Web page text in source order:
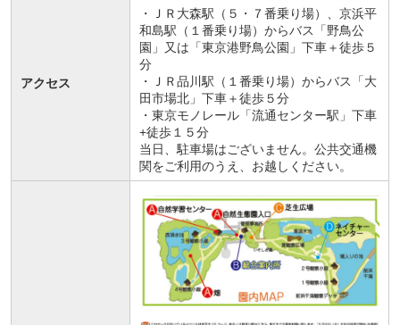
アクセス
・ＪＲ大森駅（５・７番乗り場）、京浜平
和島駅（１番乗り場）からバス「野鳥公
園」又は「東京港野鳥公園」下車＋徒歩５
分
・ＪＲ品川駅（１番乗り場）からバス「大
田市場北」下車＋徒歩５分
・東京モノレール「流通センター駅」下車
+徒歩１５分
当日、駐車場はございません。公共交通機
関をご利用のうえ、お越しください。